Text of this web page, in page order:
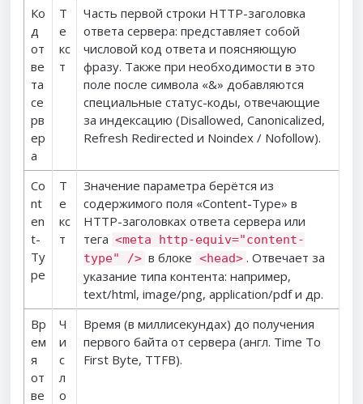
Ко
д
от
ве
та
се
рв
ер
а
Т
е
кс
т
Часть первой строки HTTP-заголовка
ответа сервера: представляет собой
числовой код ответа и поясняющую
фразу. Также при необходимости в это
поле после символа «&» добавляются
специальные статус-коды, отвечающие
за индексацию (Disallowed, Canonicalized,
Refresh Redirected и Noindex / Nofollow).
Co
nt
en
t-
Ty
pe
Т
е
кс
т
Значение параметра берётся из
содержимого поля «Content-Type» в
HTTP-заголовках ответа сервера или
тега <meta http-equiv="content-
type" /> в блоке <head> . Отвечает за
указание типа контента: например,
text/html, image/png, application/pdf и др.
Вр
ем
я
от
ве
Ч
и
с
л
о
Время (в миллисекундах) до получения
первого байта от сервера (англ. Time To
First Byte, TTFB).